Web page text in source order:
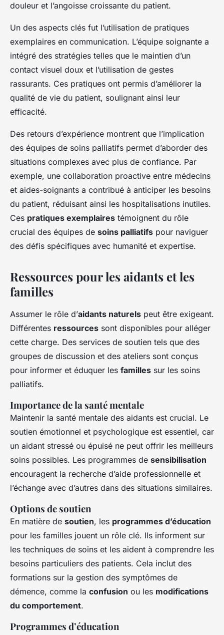
douleur et l’angoisse croissante du patient.
Un des aspects clés fut l’utilisation de pratiques
exemplaires en communication. L’équipe soignante a
intégré des stratégies telles que le maintien d’un
contact visuel doux et l’utilisation de gestes
rassurants. Ces pratiques ont permis d’améliorer la
qualité de vie du patient, soulignant ainsi leur
efficacité.
Des retours d’expérience montrent que l’implication
des équipes de soins palliatifs permet d’aborder des
situations complexes avec plus de confiance. Par
exemple, une collaboration proactive entre médecins
et aides-soignants a contribué à anticiper les besoins
du patient, réduisant ainsi les hospitalisations inutiles.
Ces pratiques exemplaires témoignent du rôle
crucial des équipes de soins palliatifs pour naviguer
des défis spécifiques avec humanité et expertise.
Ressources pour les aidants et les
familles
Assumer le rôle d’aidants naturels peut être exigeant.
Différentes ressources sont disponibles pour alléger
cette charge. Des services de soutien tels que des
groupes de discussion et des ateliers sont conçus
pour informer et éduquer les familles sur les soins
palliatifs.
Importance de la santé mentale
Maintenir la santé mentale des aidants est crucial. Le
soutien émotionnel et psychologique est essentiel, car
un aidant stressé ou épuisé ne peut offrir les meilleurs
soins possibles. Les programmes de sensibilisation
encouragent la recherche d’aide professionnelle et
l’échange avec d’autres dans des situations similaires.
Options de soutien
En matière de soutien, les programmes d’éducation
pour les familles jouent un rôle clé. Ils informent sur
les techniques de soins et les aident à comprendre les
besoins particuliers des patients. Cela inclut des
formations sur la gestion des symptômes de
démence, comme la confusion ou les modifications
du comportement.
Programmes d’éducation